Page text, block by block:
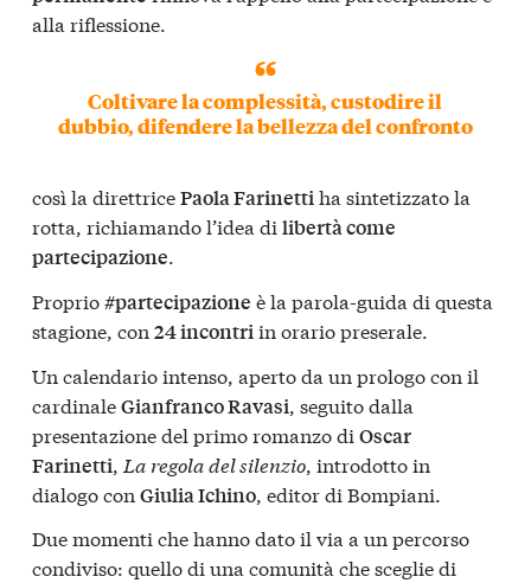
alla riflessione.
Coltivare la complessità, custodire il
dubbio, difendere la bellezza del confronto
così la direttricePaola Farinettiha sintetizzato la
rotta, richiamando l’idea di libertà come
partecipazione.
Proprio#partecipazione è la parola-guida di questa
stagione, con 24 incontriin orario preserale.
Un calendario intenso, aperto da un prologo con il
cardinaleGianfranco Ravasi , seguito dalla
presentazione del primo romanzo di Oscar
Farinetti La regola del silenzio , introdotto in
dialogo con Giulia Ichino , editor di Bompiani.
Due momenti che hanno dato il via a un percorso
condiviso: quello di una comunità che sceglie di